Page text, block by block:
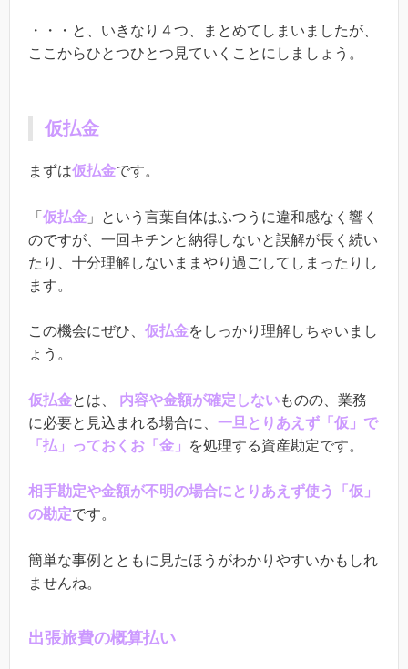
・・・と、いきなり４つ、まとめてしまいましたが、
ここからひとつひとつ見ていくことにしましょう。
仮払金
まずは仮払金です。
「 仮払金 」という言葉自体はふつうに違和感なく響く
のですが、一回キチンと納得しないと誤解が長く続い
たり、十分理解しないままやり過ごしてしまったりし
ます。
この機会にぜひ、 仮払金をしっかり理解しちゃいまし
ょう。
仮払金とは、 内容や金額が確定しないものの、業務
に必要と見込まれる場合に、 一旦とりあえず「仮」で
「払」っておくお「金」
を処理する資産勘定です。
相手勘定や金額が不明の場合にとりあえず使う「仮」
の勘定です。
簡単な事例とともに見たほうがわかりやすいかもしれ
ませんね。
出張旅費の概算払い